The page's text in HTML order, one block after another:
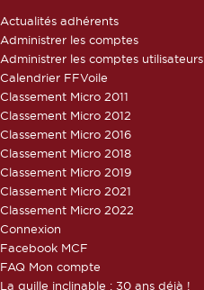
Actualités adhérents
Administrer les comptes
Administrer les comptes utilisateurs
Calendrier FFVoile
Classement Micro 2011
Classement Micro 2012
Classement Micro 2016
Classement Micro 2018
Classement Micro 2019
Classement Micro 2021
Classement Micro 2022
Connexion
Facebook MCF
FAQ Mon compte
La quille inclinable : 30 ans déjà !